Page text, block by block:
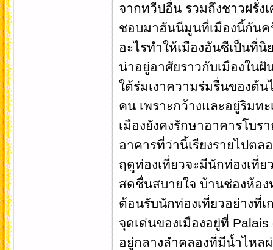
จากทวีปอื่น รวมถึงชาวฝรั่ง
ชอบมาฮันนีมูนที่เมืองนี้กันค
อะไรทำให้เมืองอันซีเป็นที่
น่าอยู่อาศัยราวกับเมืองใน
ใต้ร่มเงาความร่มรื่นของต้
คน เพราะกว้างและอยู่ริมท
เมืองยังคงรักษาอาคารโบ
อาคารที่ว่านี้เรียงรายไปต
ฤดูท่องเที่ยวจะมีนักท่องเที่
สดชื่นสบายใจ บ้านช่องห้อง
ต้อนรับนักท่องเที่ยวอย่างที่
จุดเด่นของเมืองอยู่ที่
อยู่กลางลำคลองที่มีน้ำไหล